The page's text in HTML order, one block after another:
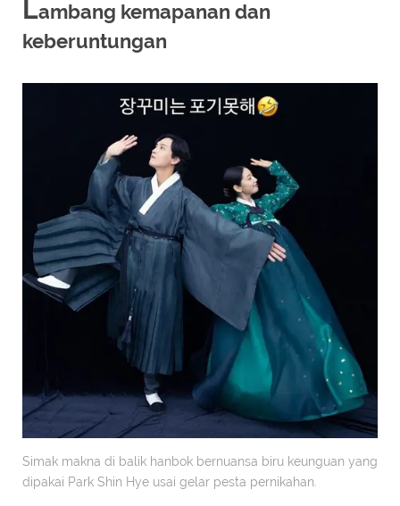
Lambang kemapanan dan
keberuntungan
Simak makna di balik hanbok bernuansa biru keunguan yang
dipakai Park Shin Hye usai gelar pesta pernikahan.